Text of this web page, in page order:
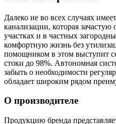
Далеко не во всех случаях
канализации, которая зачастую
участках и в частных
комфортную жизнь без
помощником в этом выступит
стоки до 98%. Автономная
забыть о необходимости
обладает широким рядом
О производителе
Продукцию бренда